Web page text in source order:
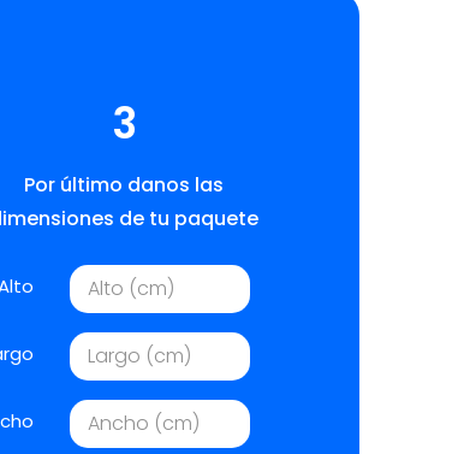
3
Por último danos las
de tu paquete